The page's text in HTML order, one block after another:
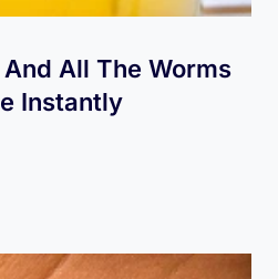
All The Worms
Instantly